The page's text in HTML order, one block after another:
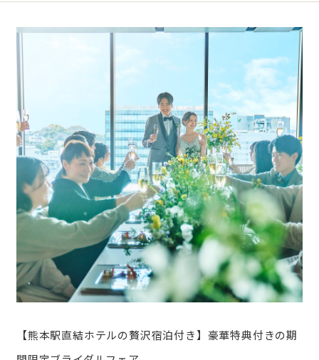
【熊本駅直結ホテルの贅沢宿泊付き】豪華特典付きの期